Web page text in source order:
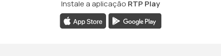
Instale a aplicação RTP Play